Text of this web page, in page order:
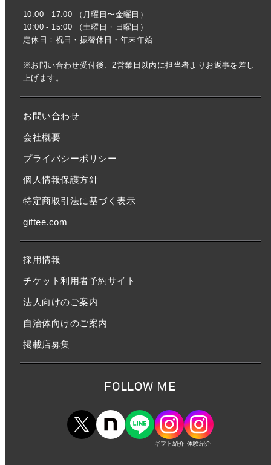
10:00 - 17:00 （月曜日〜金曜日）
10:00 - 15:00 （土曜日・日曜日）
定休日：祝日・振替休日・年末年始
※お問い合わせ受付後、2営業日以内に担当者よりお返事を差し
上げます。
お問い合わせ
会社概要
プライバシーポリシー
個人情報保護方針
特定商取引法に基づく表示
giftee.com
採用情報
チケット利用者予約サイト
法人向けのご案内
自治体向けのご案内
掲載店募集
FOLLOW ME
ギフト紹介 体験紹介